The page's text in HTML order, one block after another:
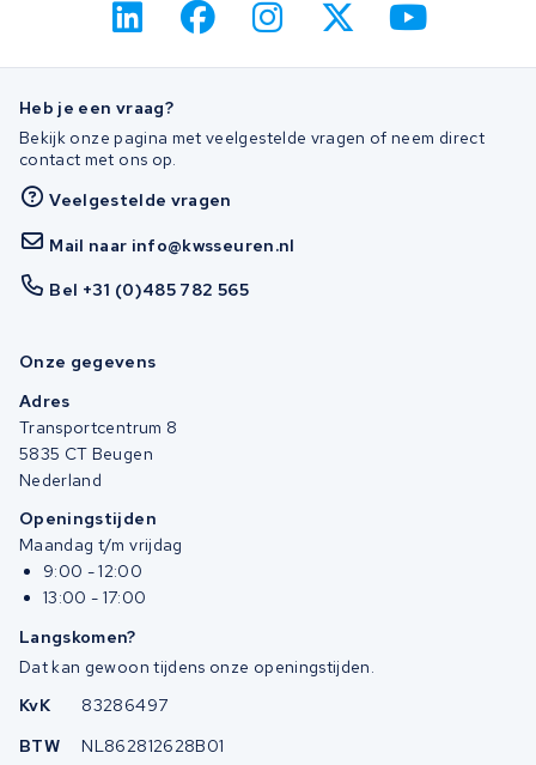
Heb je een vraag?
Bekijk onze pagina met veelgestelde vragen of neem direct
contact met ons op.
Veelgestelde vragen
Mail naar info@kwsseuren.nl
Bel +31 (0)485 782 565
Onze gegevens
Adres
Transportcentrum 8
5835 CT Beugen
Nederland
Openingstijden
Maandag t/m vrijdag
9:00 - 12:00
13:00 - 17:00
Langskomen?
Dat kan gewoon tijdens onze openingstijden.
KvK
83286497
BTW
NL862812628B01